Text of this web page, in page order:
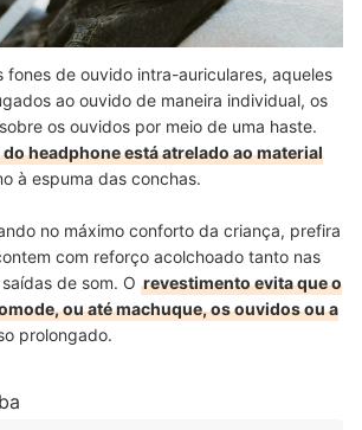
fones de ouvido intra-auriculares, aqueles
ao ouvido de maneira individual, os
os ouvidos por meio de uma haste.
headphone está atrelado ao material
à espuma das conchas.
no máximo conforto da criança, prefira
com reforço acolchoado tanto nas
de som. O revestimento evita que o
ou até machuque, os ouvidos ou a
prolongado.